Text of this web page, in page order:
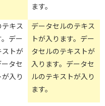
ます。
キス
。デー
ストが
タセ
入り
データセルのテキス
トが入ります。デー
タセルのテキストが
入ります。データセ
ルのテキストが入り
ます。